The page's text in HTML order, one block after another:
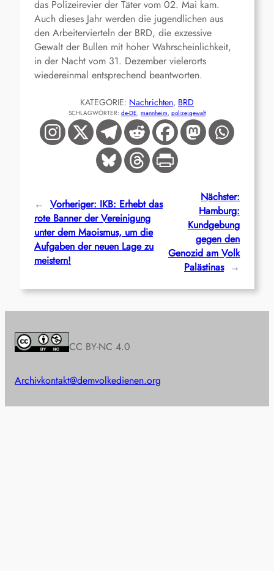
das Polizeirevier der Täter vom 02. Mai kam.
Auch dieses Jahr werden die jugendlichen aus
den Arbeitervierteln der BRD, die exzessive
Gewalt der Bullen mit hoher Wahrscheinlichkeit,
in der Nacht vom 31. Dezember vielerorts
wiedereinmal entsprechend beantworten.
KATEGORIE: Nachrichten, BRD
SCHLAGWÖRTER: de-DE, mannheim, polizeigewalt
← Vorheriger: IKB: Erhebt das
rote Banner der Vereinigung
unter dem Maoismus, um die
Aufgaben der neuen Lage zu
meistern!
Nächster:
Hamburg:
Kundgebung
gegen den
Genozid am Volk
Palästinas →
CC BY-NC 4.0
Archivkontakt@demvolkedienen.org